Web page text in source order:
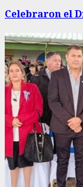
Celebraron el